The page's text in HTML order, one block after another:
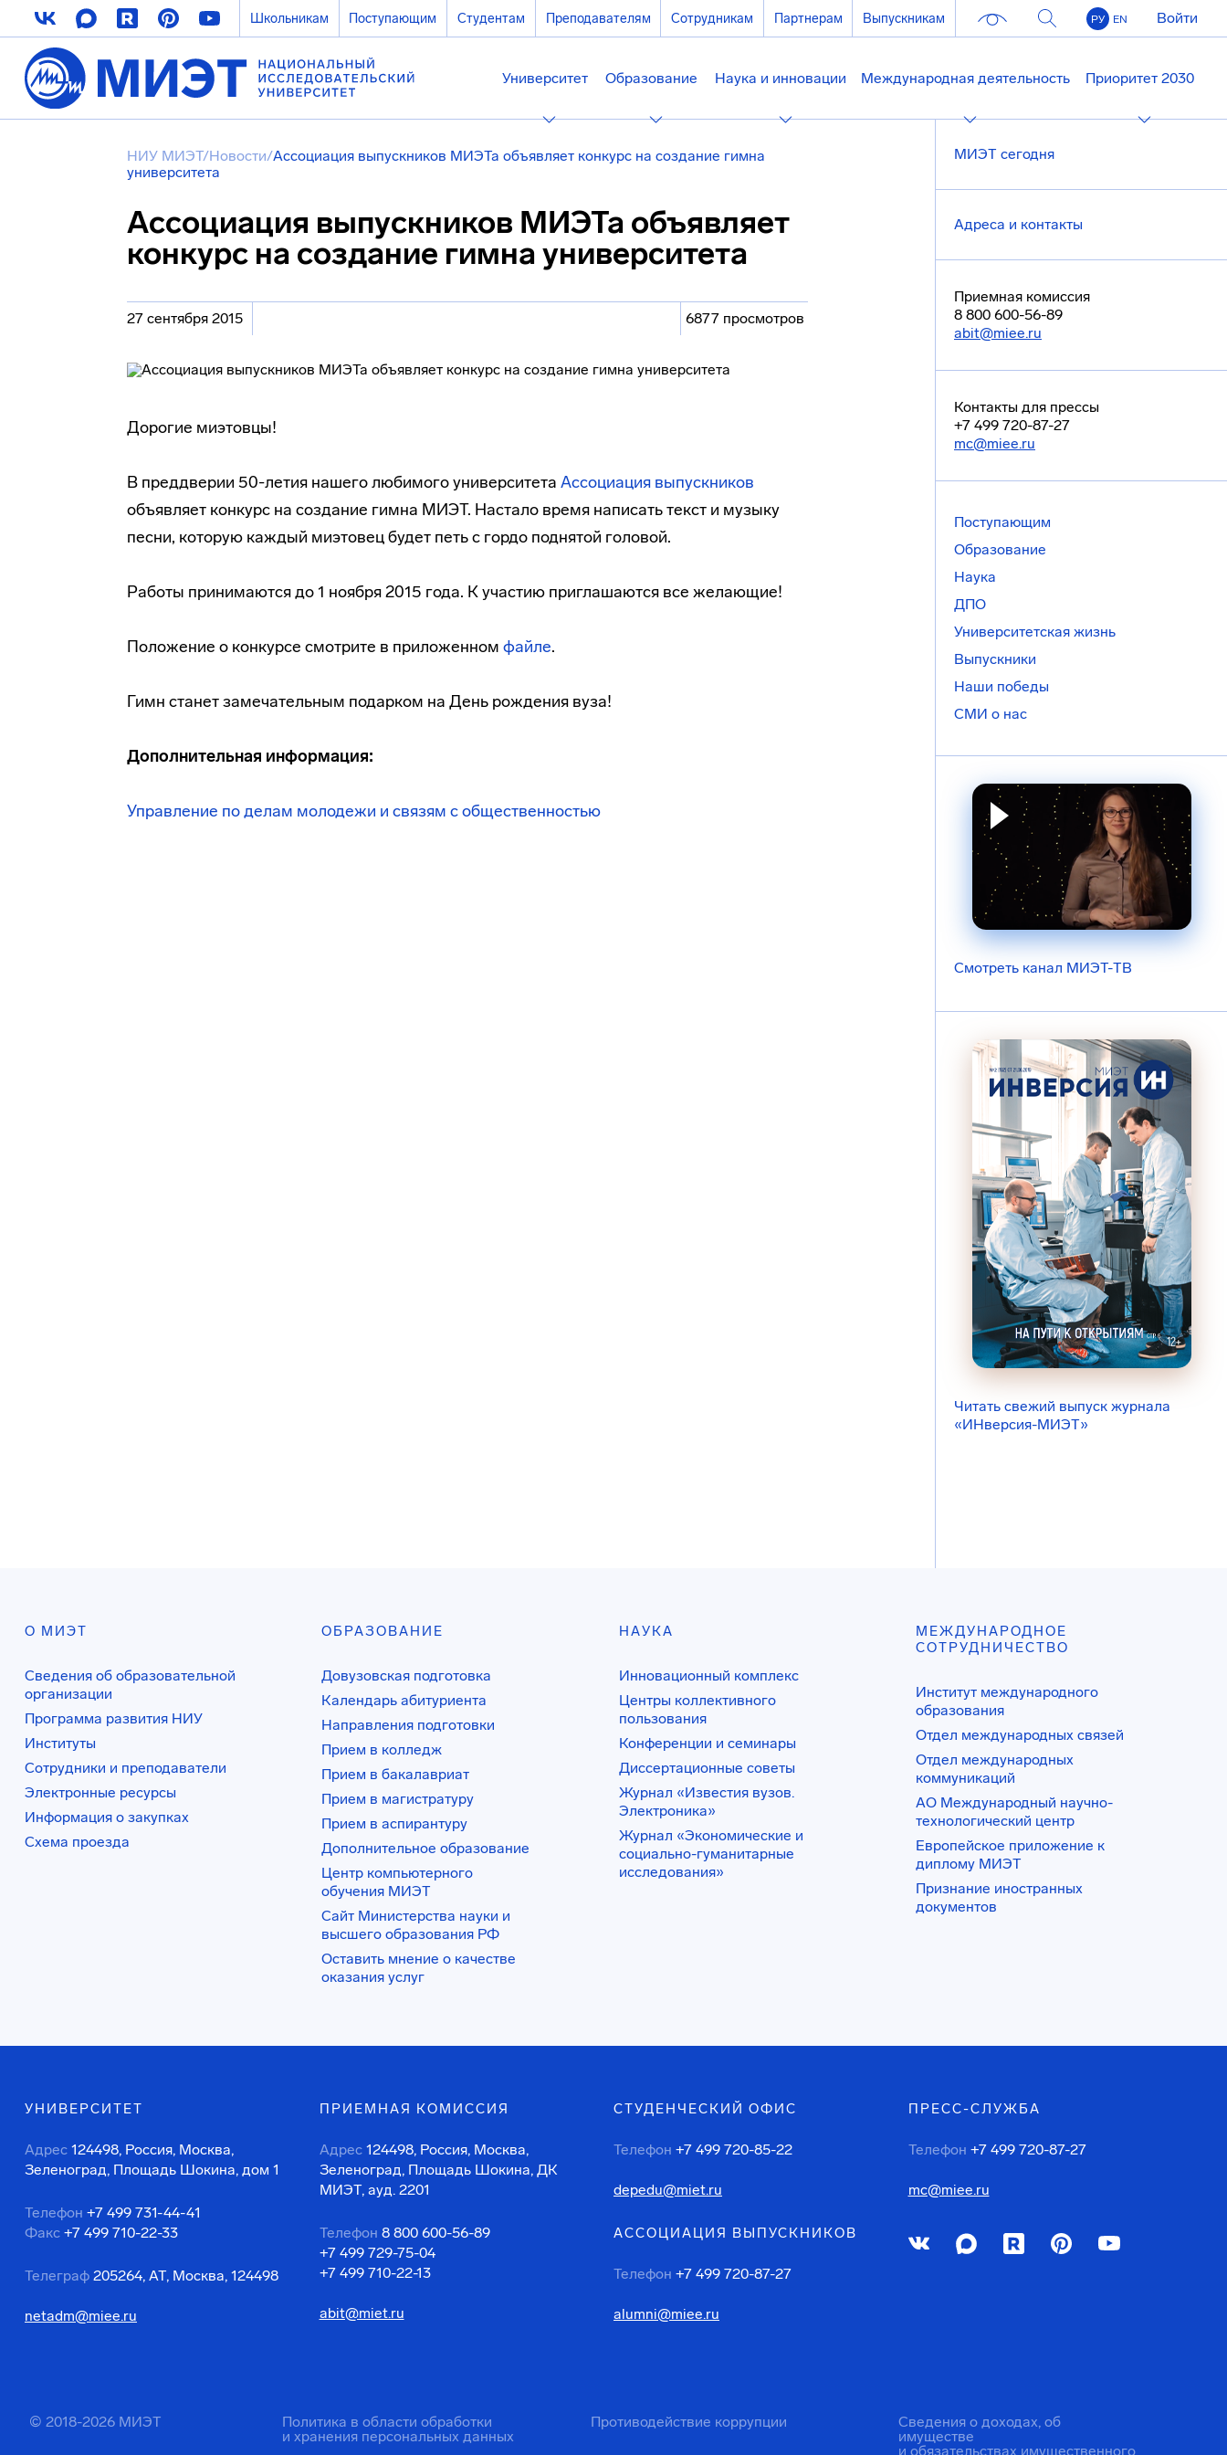
Школьникам Поступающим Студентам Преподавателям Сотрудникам Партнерам Выпускникам РУ EN Войти
Университет Образование Наука и инновации Международная деятельность Приоритет 2030
НИУ МИЭТ/Новости/Ассоциация выпускников МИЭТа объявляет конкурс на создание гимна
университета
Ассоциация выпускников МИЭТа объявляет
конкурс на создание гимна университета
27 сентября 2015 6877 просмотров
Дорогие миэтовцы!
В преддверии 50-летия нашего любимого университета Ассоциация выпускников
объявляет конкурс на создание гимна МИЭТ. Настало время написать текст и музыку
песни, которую каждый миэтовец будет петь с гордо поднятой головой.
Работы принимаются до 1 ноября 2015 года. К участию приглашаются все желающие!
Положение о конкурсе смотрите в приложенном файле.
Гимн станет замечательным подарком на День рождения вуза!
Дополнительная информация:
Управление по делам молодежи и связям с общественностью
МИЭТ сегодня
Адреса и контакты
Приемная комиссия
8 800 600-56-89
abit@miee.ru
Контакты для прессы
+7 499 720-87-27
mc@miee.ru
Поступающим
Образование
Наука
ДПО
Университетская жизнь
Выпускники
Наши победы
СМИ о нас
Смотреть канал МИЭТ-ТВ
Читать свежий выпуск журнала
«ИНверсия-МИЭТ»
О МИЭТ
Сведения об образовательной
организации
Программа развития НИУ
Институты
Сотрудники и преподаватели
Электронные ресурсы
Информация о закупках
Схема проезда
ОБРАЗОВАНИЕ
Довузовская подготовка
Календарь абитуриента
Направления подготовки
Прием в колледж
Прием в бакалавриат
Прием в магистратуру
Прием в аспирантуру
Дополнительное образование
Центр компьютерного
обучения МИЭТ
Сайт Министерства науки и
высшего образования РФ
Оставить мнение о качестве
оказания услуг
НАУКА
Инновационный комплекс
Центры коллективного
пользования
Конференции и семинары
Диссертационные советы
Журнал «Известия вузов.
Электроника»
Журнал «Экономические и
социально-гуманитарные
исследования»
МЕЖДУНАРОДНОЕ
СОТРУДНИЧЕСТВО
Институт международного
образования
Отдел международных связей
Отдел международных
коммуникаций
АО Международный научно-
технологический центр
Европейское приложение к
диплому МИЭТ
Признание иностранных
документов
УНИВЕРСИТЕТ
Адрес 124498, Россия, Москва,
Зеленоград, Площадь Шокина, дом 1
Телефон +7 499 731-44-41
Факс +7 499 710-22-33
Телеграф 205264, АТ, Москва, 124498
netadm@miee.ru
ПРИЕМНАЯ КОМИССИЯ
Адрес 124498, Россия, Москва,
Зеленоград, Площадь Шокина, ДК
МИЭТ, ауд. 2201
Телефон 8 800 600-56-89
+7 499 729-75-04
+7 499 710-22-13
abit@miet.ru
СТУДЕНЧЕСКИЙ ОФИС
Телефон +7 499 720-85-22
depedu@miet.ru
АССОЦИАЦИЯ ВЫПУСКНИКОВ
Телефон +7 499 720-87-27
alumni@miee.ru
ПРЕСС-СЛУЖБА
Телефон +7 499 720-87-27
mc@miee.ru
© 2018-2026 МИЭТ
Политика в области обработки
и хранения персональных данных
Противодействие коррупции
Сведения о доходах, об
имуществе
и обязательствах имущественного